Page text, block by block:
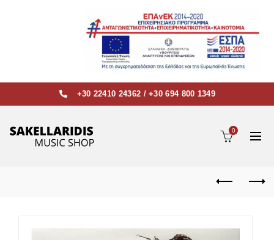
+30 22410 24362 /+30 694 800 1349
0